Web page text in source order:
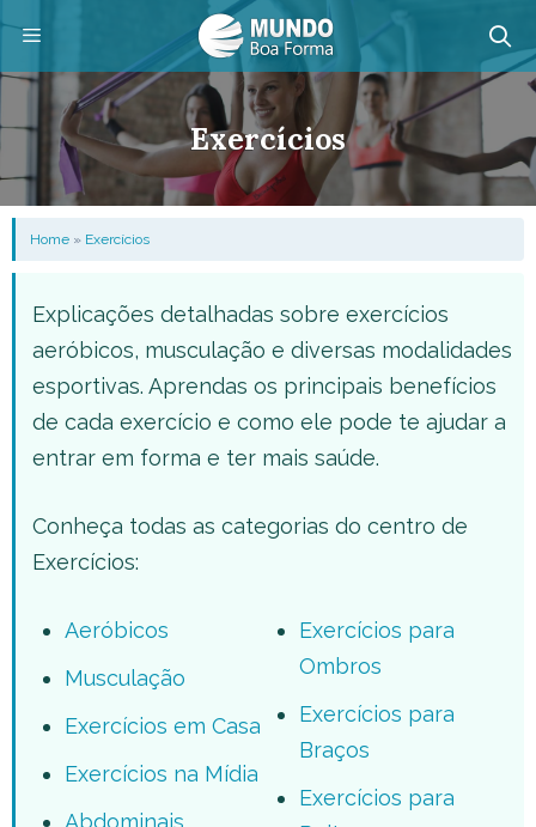
conteúdo
Menu
Exercícios
Home » Exercícios
Explicações detalhadas sobre exercícios
aeróbicos, musculação e diversas modalidades
esportivas. Aprendas os principais benefícios
de cada exercício e como ele pode te ajudar a
entrar em forma e ter mais saúde.
Conheça todas as categorias do centro de
Exercícios:
Aeróbicos
Musculação
Exercícios em Casa
Exercícios na Mídia
Abdominais
Exercícios para
Ombros
Exercícios para
Braços
Exercícios para